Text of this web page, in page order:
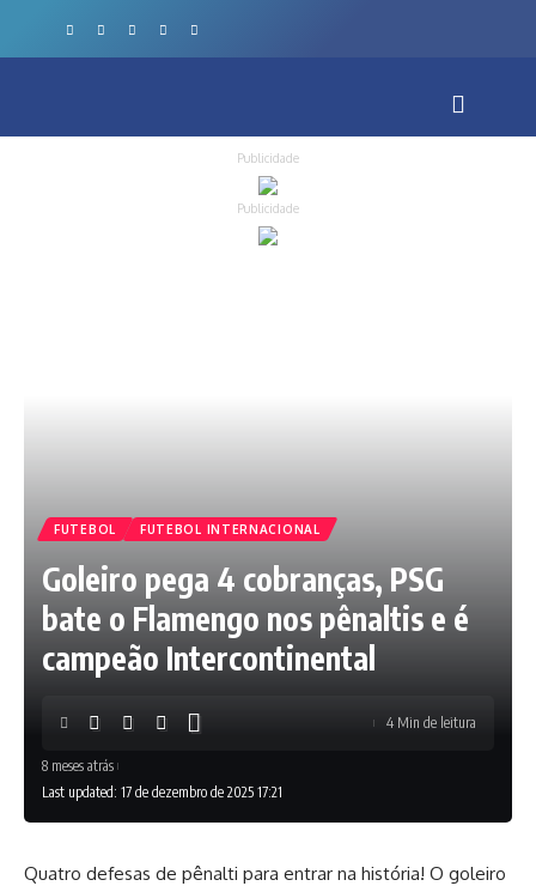
Publicidade
Publicidade
FUTEBOL FUTEBOL INTERNACIONAL
Goleiro pega 4 cobranças, PSG
bate o Flamengo nos pênaltis e é
campeão Intercontinental
Last updated: 17 de dezembro de 2025 17:21
8 meses atrás
4 Min de leitura
Quatro defesas de pênalti para entrar na história! O goleiro